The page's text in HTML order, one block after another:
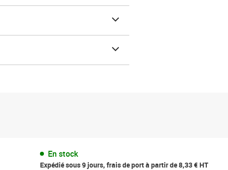
En stock
Expédié sous 9 jours, frais de port à partir de 8,33 € HT